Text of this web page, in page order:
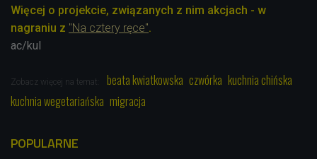
Więcej o projekcie, związanych z nim akcjach - w
nagraniu z "Na cztery ręce".
ac/kul
Zobacz więcej na temat: beata kwiatkowska czwórka kuchnia chińska
kuchnia wegetariańska migracja
POPULARNE